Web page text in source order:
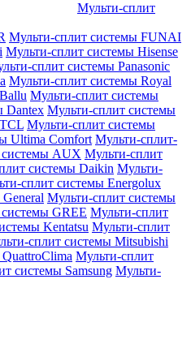
Мульти-сплит
Мульти-сплит системы FUNAI
Мульти-сплит системы Hisense
сплит системы Panasonic
Мульти-сплит системы Royal
Мульти-сплит системы
Dantex Мульти-сплит системы
Мульти-сплит системы
Ultima Comfort Мульти-сплит-
AUX Мульти-сплит
системы Daikin Мульти-
сплит системы Energolux
Мульти-сплит системы
GREE Мульти-сплит
Kentatsu Мульти-сплит
сплит системы Mitsubishi
Мульти-сплит
системы Samsung Мульти-